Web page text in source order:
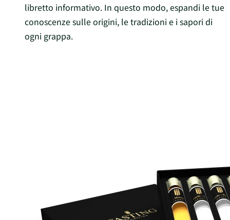
libretto informativo. In questo modo, espandi le tue
conoscenze sulle origini, le tradizioni e i sapori di
ogni grappa.